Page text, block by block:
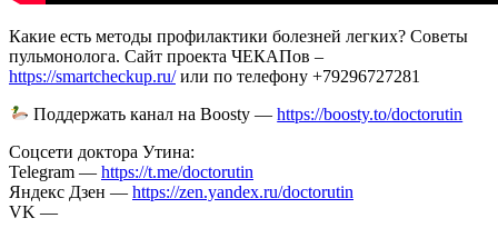
Какие есть методы профилактики болезней легких? Советы
пульмонолога. Сайт проекта ЧЕКАПов –
https://smartcheckup.ru/или по телефону +79296727281
Поддержать канал на Boosty —https://boosty.to/doctorutin
Соцсети доктора Утина:
Telegram — https://t.me/doctorutin
Яндекс Дзен — https://zen.yandex.ru/doctorutin
VK —